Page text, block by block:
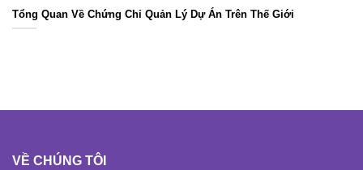
Tổng Quan Về Chứng Chỉ Quản Lý Dự Án Trên Thế Giới
VỀ CHÚNG TÔI